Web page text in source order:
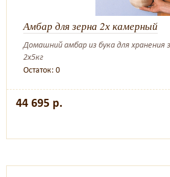
Амбар для зерна 2х камерный
Домашний амбар из бука для
2х5кг
Остаток: 0
44 695 р.